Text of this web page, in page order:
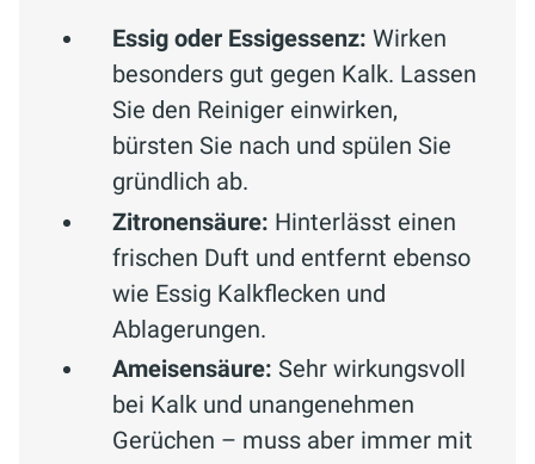
Essig oder Essigessenz: Wirken
besonders gut gegen Kalk. Lassen
Sie den Reiniger einwirken,
bürsten Sie nach und spülen Sie
gründlich ab.
Zitronensäure: Hinterlässt einen
frischen Duft und entfernt ebenso
wie Essig Kalkflecken und
Ablagerungen.
Ameisensäure: Sehr wirkungsvoll
bei Kalk und unangenehmen
Gerüchen – muss aber immer mit